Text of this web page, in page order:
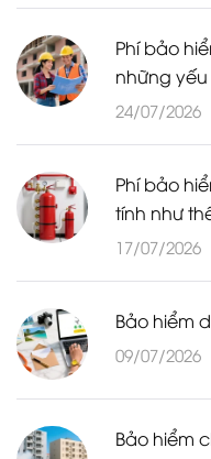
Phí bảo
những
24/07/2026
Phí bảo
tính như
17/07/2026
Bảo hiểm
09/07/2026
Bảo hiểm